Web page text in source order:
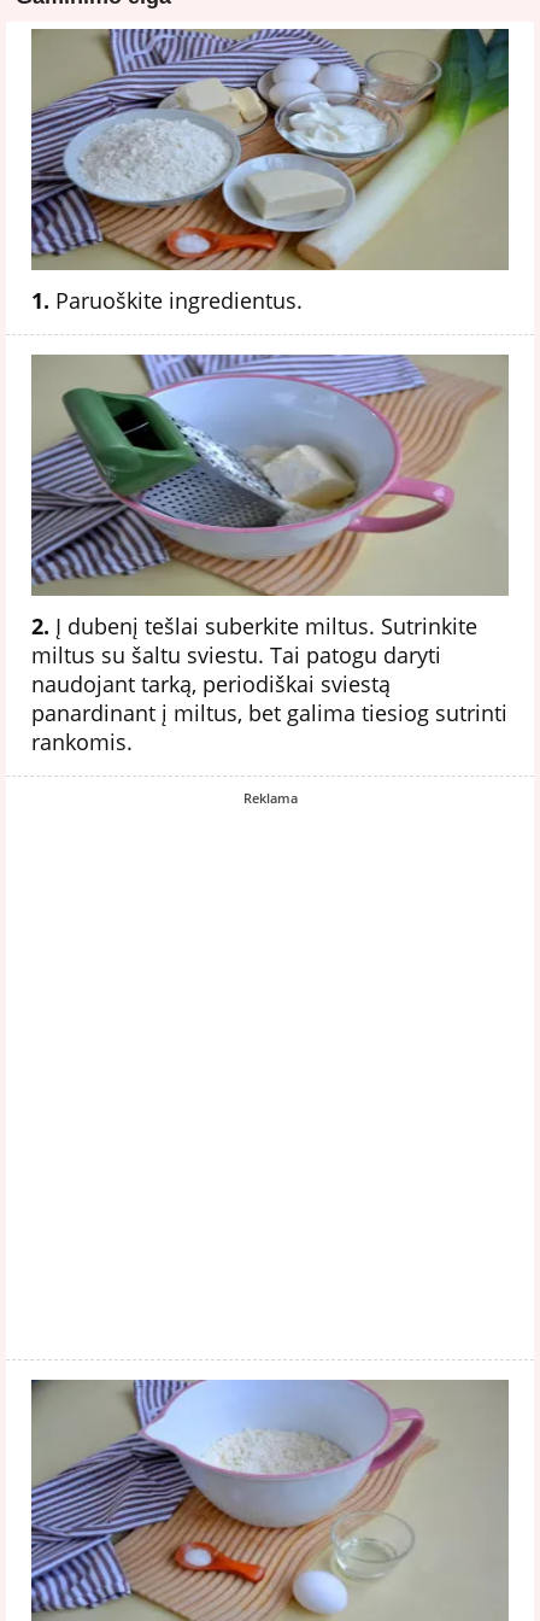
1. Paruoškite ingredientus.
2. Į dubenį tešlai suberkite miltus. Sutrinkite
miltus su šaltu sviestu. Tai patogu daryti
naudojant tarką, periodiškai sviestą
panardinant į miltus, bet galima tiesiog sutrinti
rankomis.
Reklama